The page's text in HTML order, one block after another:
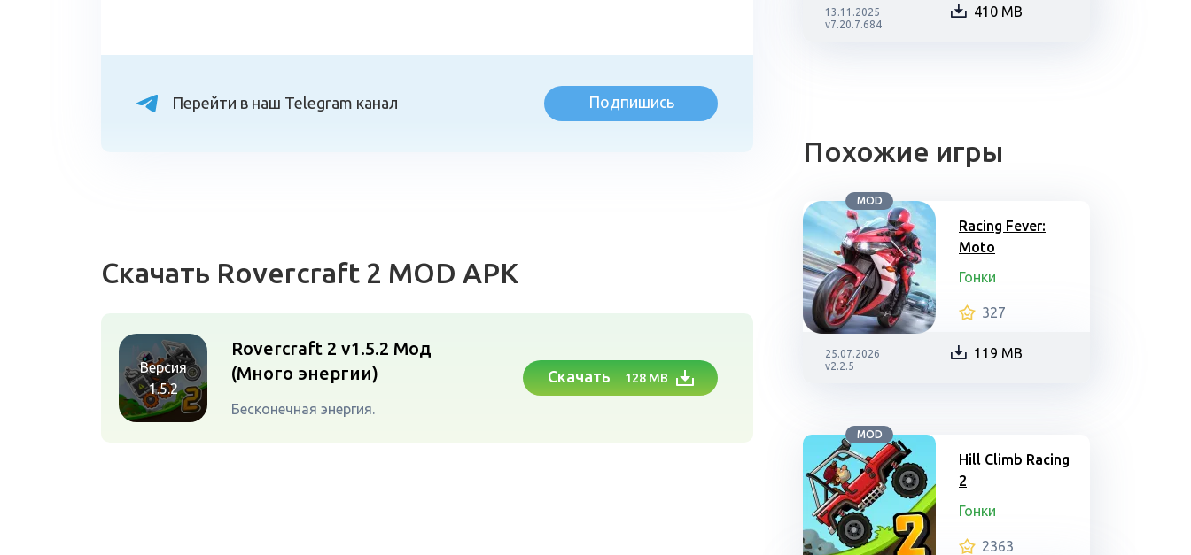
Перейти в наш Telegram канал Подпишись
Скачать Rovercraft 2 MOD APK
Версия
1.5.2
Rovercraft 2 v1.5.2 Мод
(Много энергии)
Бесконечная энергия.
Скачать 128 MB
13.11.2025
v7.20.7.684
410 MB
Похожие игры
MOD
Racing Fever:
Moto
Гонки
327
25.07.2026
v2.2.5
119 MB
MOD
Hill Climb Racing
2
Гонки
2363